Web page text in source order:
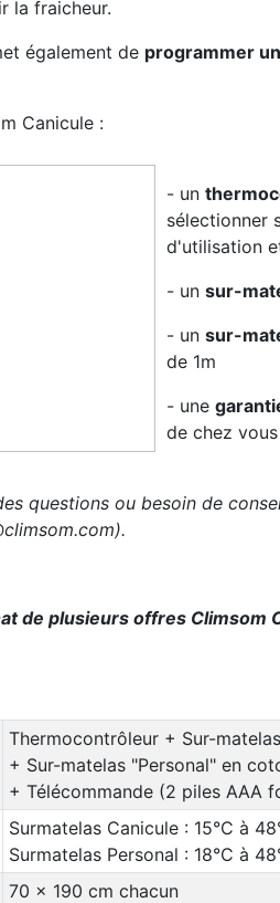
la fraicheur.
également de programmer
Canicule :
- un
sélectionner
d'utilisation
- un sur-
- un sur-
de 1m
- une
de chez
questions ou besoin de
de plusieurs offres Climsom
Thermocontrôleur + Sur-
+ Sur-matelas "Personal" en
+ Télécommande (2 piles AAA
Surmatelas Canicule : 15°C à
Surmatelas Personal : 18°C à
70 x 190 cm chacun